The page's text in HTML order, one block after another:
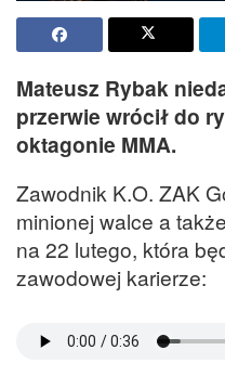
Mateusz Rybak
przerwie wrócił do
oktagonie MMA.
Zawodnik K.O. ZAK
minionej walce a
na 22 lutego, która
zawodowej karierze: